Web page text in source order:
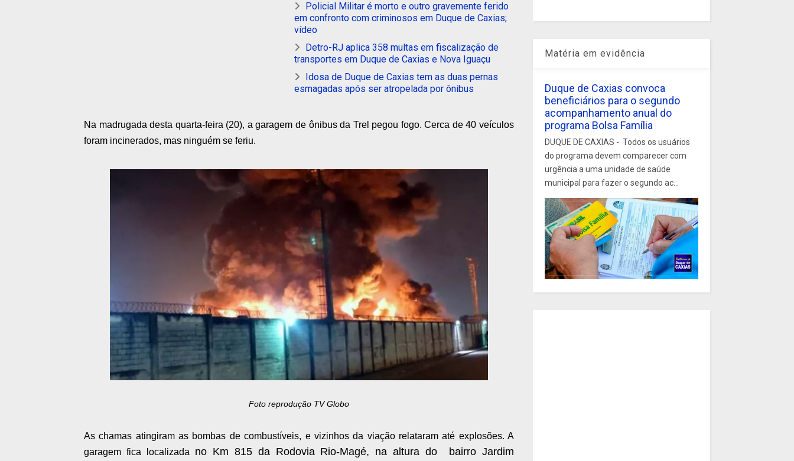
Policial Militar é morto e outro gravemente ferido
em confronto com criminosos em Duque de Caxias;
vídeo
Detro-RJ aplica 358 multas em fiscalização de
transportes em Duque de Caxias e Nova Iguaçu
Idosa de Duque de Caxias tem as duas pernas
esmagadas após ser atropelada por ônibus
Na madrugada desta quarta-feira (20), a garagem de ônibus da Trel pegou fogo. Cerca de 40 veículos
foram incinerados, mas ninguém se feriu.
Foto reprodução TV Globo
As chamas atingiram as bombas de combustíveis, e vizinhos da viação relataram até explosões. A
garagem fica localizada no Km 815 da Rodovia Rio-Magé, na altura do bairro Jardim
Matéria em evidência
Duque de Caxias convoca
beneficiários para o segundo
acompanhamento anual do
programa Bolsa Família
DUQUE DE CAXIAS - Todos os usuários
do programa devem comparecer com
urgência a uma unidade de saúde
municipal para fazer o segundo ac...